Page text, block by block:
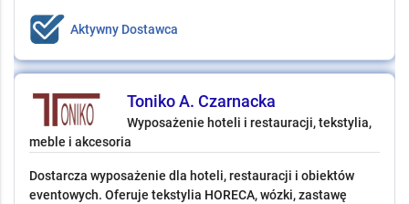
Aktywny Dostawca
Toniko A. Czarnacka
Wyposażenie hoteli i restauracji, tekstylia,
meble i akcesoria
Dostarcza wyposażenie dla hoteli, restauracji i obiektów
eventowych. Oferuje tekstylia HORECA, wózki, zastawę